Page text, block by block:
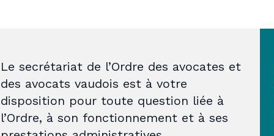
Le secrétariat de l’Ordre des avocates et
des avocats vaudois est à votre
disposition pour toute question liée à
l’Ordre, à son fonctionnement et à ses